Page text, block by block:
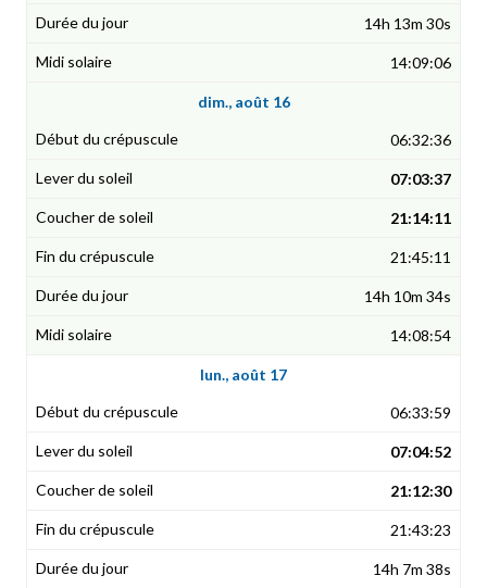
14h 13m 30s
14:09:06
dim., août 16
06:32:36
07:03:37
21:14:11
21:45:11
14h 10m 34s
14:08:54
lun., août 17
06:33:59
07:04:52
21:12:30
21:43:23
14h 7m 38s